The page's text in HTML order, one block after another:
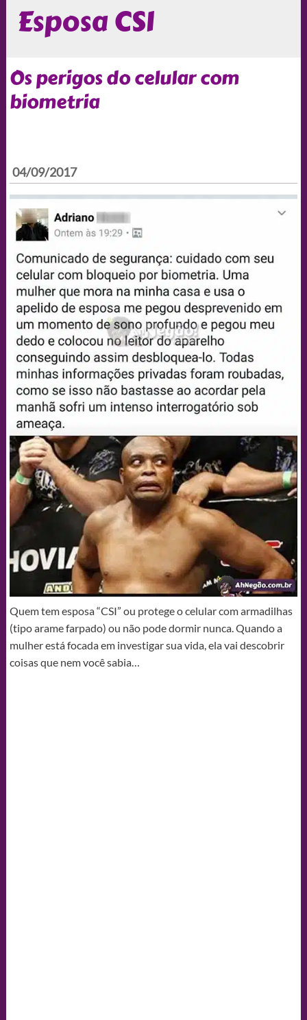
Esposa CSI
Os perigos do celular com
biometria
04/09/2017
Quem tem esposa “CSI” ou protege o celular com armadilhas
(tipo arame farpado) ou não pode dormir nunca. Quando a
mulher está focada em investigar sua vida, ela vai descobrir
coisas que nem você sabia…